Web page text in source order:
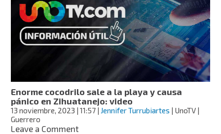
molestar
a
un
cocodrilo
con
una
Tabasco
Enorme cocodrilo sale a la playa y causa
pánico en Zihuatanejo: video
13 noviembre, 2023 | 11:57 | Jennifer Turrubiartes | UnoTV |
Guerrero
Leave a Commenton